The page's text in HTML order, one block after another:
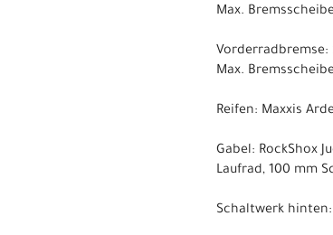
Max.
Vorderradbremse:
Max.
Reifen: Maxxis
Gabel: RockShox
Laufrad, 100 mm
Schaltwerk hinten: